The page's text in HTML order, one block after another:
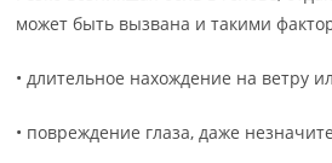
может быть вызвана и такими
• длительное нахождение на ветру
• повреждение глаза, даже